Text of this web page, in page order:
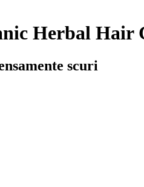
Herbal Hair
scuri